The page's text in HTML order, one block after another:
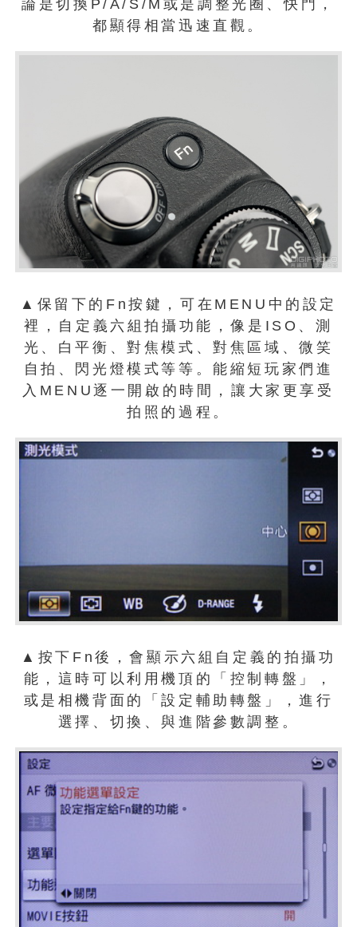
論是切換P/A/S/M或是調整光圈、快門，
都顯得相當迅速直觀。
▲保留下的Fn按鍵，可在MENU中的設定
裡，自定義六組拍攝功能，像是ISO、測
光、白平衡、對焦模式、對焦區域、微笑
自拍、閃光燈模式等等。能縮短玩家們進
入MENU逐一開啟的時間，讓大家更享受
拍照的過程。
▲按下Fn後，會顯示六組自定義的拍攝功
能，這時可以利用機頂的「控制轉盤」，
或是相機背面的「設定輔助轉盤」，進行
選擇、切換、與進階參數調整。